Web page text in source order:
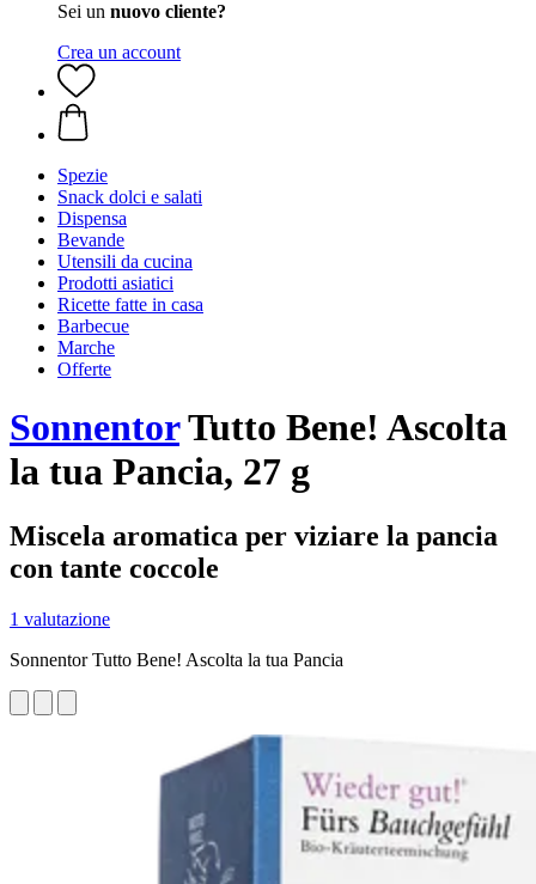
Sei un nuovo cliente?
Crea un account
Spezie
Snack dolci e salati
Dispensa
Bevande
Utensili da cucina
Prodotti asiatici
Ricette fatte in casa
Barbecue
Marche
Offerte
SonnentorTutto Bene! Ascolta
la tua Pancia, 27 g
Miscela aromatica per viziare la pancia
con tante coccole
1 valutazione
Sonnentor Tutto Bene! Ascolta la tua Pancia